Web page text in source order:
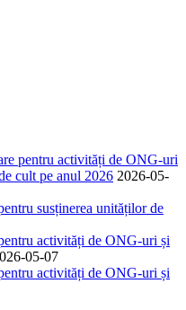
pentru activități de ONG-uri
cult pe anul 2026 2026-05-
susținerea unităților de
activități de ONG-uri și
05-07
activități de ONG-uri și